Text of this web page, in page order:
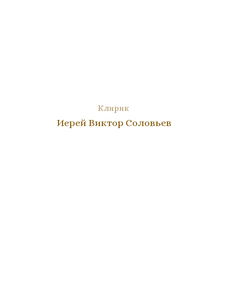
Клирик
Иерей Виктор Соловьев